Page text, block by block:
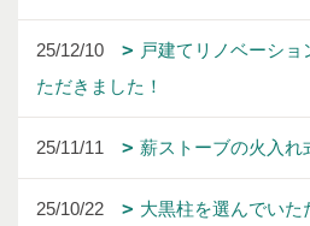
25/12/10
戸建てリノベーシ
ただきました！
25/11/11 薪ストーブの火入れ
25/10/22 大黒柱を選んでいた